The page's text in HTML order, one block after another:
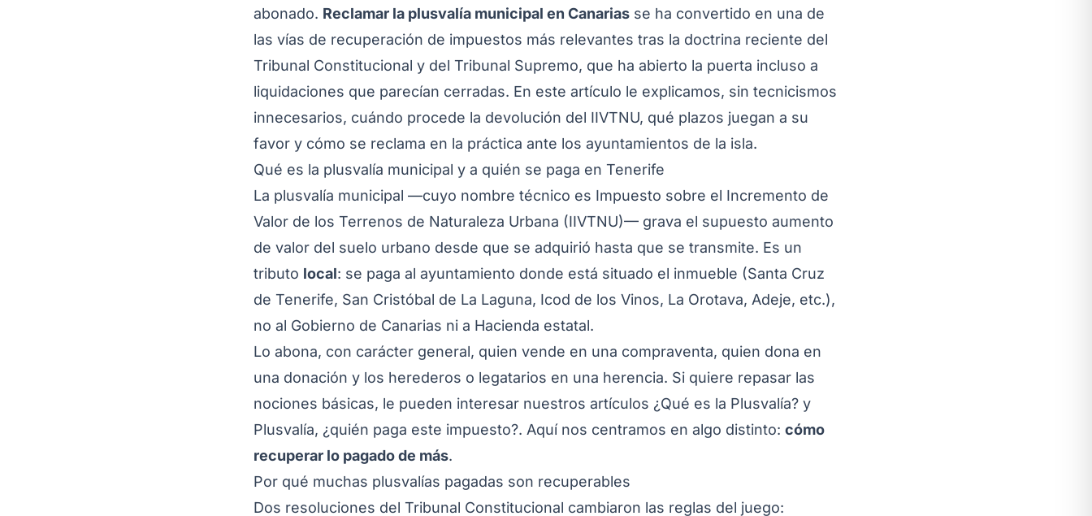
abonado. Reclamar la plusvalía municipal en Canarias se ha convertido en una de
las vías de recuperación de impuestos más relevantes tras la doctrina reciente del
Tribunal Constitucional y del Tribunal Supremo, que ha abierto la puerta incluso a
liquidaciones que parecían cerradas. En este artículo le explicamos, sin tecnicismos
innecesarios, cuándo procede la devolución del IIVTNU, qué plazos juegan a su
favor y cómo se reclama en la práctica ante los ayuntamientos de la isla.
Qué es la plusvalía municipal y a quién se paga en Tenerife
La plusvalía municipal —cuyo nombre técnico es Impuesto sobre el Incremento de
Valor de los Terrenos de Naturaleza Urbana (IIVTNU)— grava el supuesto aumento
de valor del suelo urbano desde que se adquirió hasta que se transmite. Es un
tributo local: se paga al ayuntamiento donde está situado el inmueble (Santa Cruz
de Tenerife, San Cristóbal de La Laguna, Icod de los Vinos, La Orotava, Adeje, etc.),
no al Gobierno de Canarias ni a Hacienda estatal.
Lo abona, con carácter general, quien vende en una compraventa, quien dona en
una donación y los herederos o legatarios en una herencia. Si quiere repasar las
nociones básicas, le pueden interesar nuestros artículos ¿Qué es la Plusvalía? y
Plusvalía, ¿quién paga este impuesto?. Aquí nos centramos en algo distinto: cómo
recuperar lo pagado de más.
Por qué muchas plusvalías pagadas son recuperables
Dos resoluciones del Tribunal Constitucional cambiaron las reglas del juego: